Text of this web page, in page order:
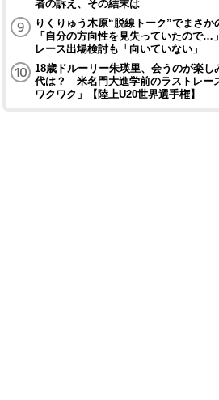
者の訴え、その結末は
りくりゅう木原“脱線トーク”でまさか
「自分の方向性を見失っていたので
レース出場検討も「向いていない」
18歳ドルーリー朱瑛里、会うのが楽し
代は？ 米名門大進学前のラストレー
ワクワク」【陸上U20世界選手権】